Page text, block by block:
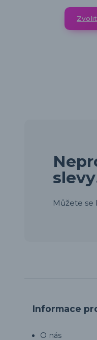
Můžete se
Informace
O nás